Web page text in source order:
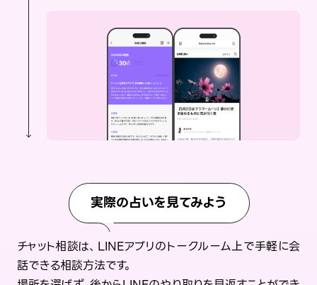
実際の占いを見てみよう
チャット相談は、LINEアプリのトークルーム上で手軽に会
話できる相談方法です。